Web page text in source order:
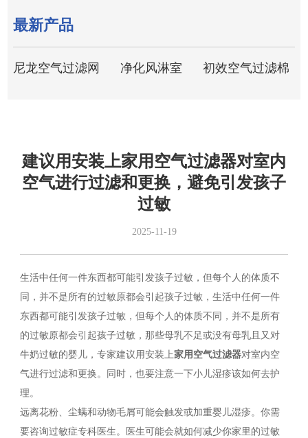
最新产品
尼龙空气过滤网 净化风淋室 初效空气过滤棉
建议用安装上家用空气过滤器对室内
空气进行过滤和更换，避免引发孩子
过敏
2025-11-19
生活中任何一件东西都可能引发孩子过敏，但每个人的体质不
同，并不是所有的过敏原都会引起孩子过敏，生活中任何一件
东西都可能引发孩子过敏，但每个人的体质不同，并不是所有
的过敏原都会引起孩子过敏，那些母乳不足或没有母乳且又对
牛奶过敏的婴儿，专家建议用安装上家用空气过滤器对室内空
气进行过滤和更换。同时，也要注意一下小儿湿疹该如何去护
理。
远离花粉、尘螨和动物毛屑可能会触发或加重婴儿湿疹。你需
要咨询过敏症专科医生。医生可能会就如何减少你家里的过敏